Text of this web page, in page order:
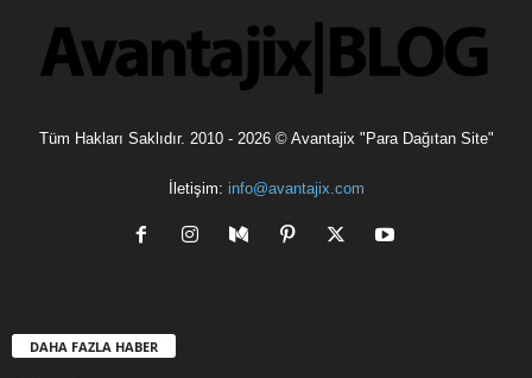
Tüm Hakları Saklıdır. 2010 - 2026 © Avantajix "Para Dağıtan Site"
İletişim: info@avantajix.com
DAHA FAZLA HABER